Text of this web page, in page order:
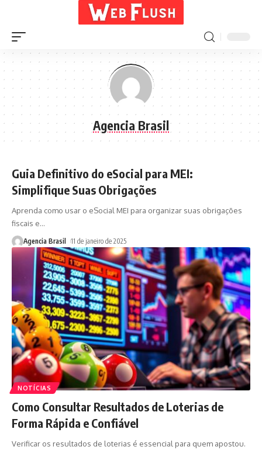
Agencia Brasil
Guia Definitivo do eSocial para MEI:
Simplifique Suas Obrigações
Aprenda como usar o eSocial MEI para organizar suas obrigações
fiscais e…
Agencia Brasil 11 de janeiro de 2025
NOTÍCIAS
Como Consultar Resultados de Loterias de
Forma Rápida e Confiável
Verificar os resultados de loterias é essencial para quem apostou.